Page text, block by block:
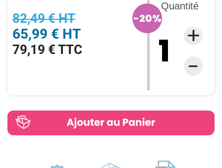
82,49 € HT
65,99 € HT
79,19 € TTC
-20%
Quantité